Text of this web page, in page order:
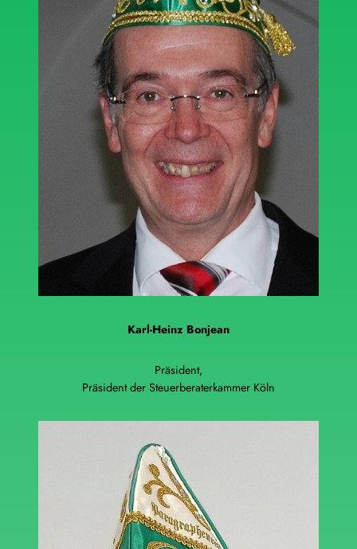
Karl-Heinz Bonjean
Präsident,
Präsident der Steuerberaterkammer Köln